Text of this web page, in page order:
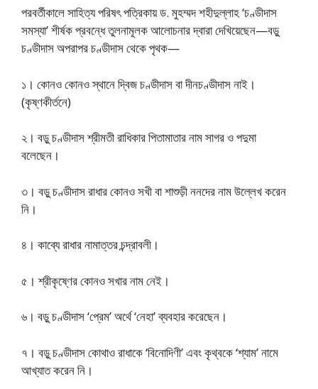
পরবর্তীকালে সাহিত্য পরিষৎ পত্রিকায় ড. মুহম্মদ শহীদুল্লাহ ‘চণ্ডীদাস
সমস্যা’ শীর্ষক প্রবন্ধে তুলনামূলক আলোচনার দ্বারা দেখিয়েছেন—বড়ু
চণ্ডীদাস অপরাপর চণ্ডীদাস থেকে পৃথক—
১। কোনও কোনও স্থানে দ্বিজ চণ্ডীদাস বা দীনচণ্ডীদাস নাই।
(কৃষ্ণকীর্তনে)
২। বড়ু চণ্ডীদাস শ্রীমতী রাধিকার পিতামাতার নাম সাগর ও পদুমা
বলেছেন।
৩। বড়ু চণ্ডীদাস রাধার কোনও সখী বা শাশুড়ী ননদের নাম উল্লেখ করেন
নি।
৪। কাব্যে রাধার নামাত্তর চন্দ্রাবলী।
৫। শ্রীকৃষ্ণের কোনও সখার নাম নেই।
৬। বড়ু চণ্ডীদাস ‘প্রেম’ অর্থে ‘নেহা’ ব্যবহার করেছেন।
৭। বড়ু চণ্ডীদাস কোথাও রাধাকে ‘বিনোদিণী’ এবং কৃথ্বকে ‘শ্যাম’ নামে
আখ্যাত করেন নি।